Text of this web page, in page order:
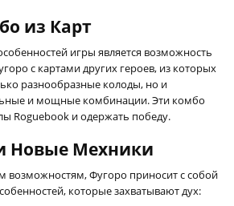
из Карт
игры является возможность
с картами других героев, из которых
разнообразные колоды, но и
и мощные комбинации. Эти комбо
Roguebook и одержать победу.
Новые Мехники
возможностям, Фугоро приносит с собой
которые захватывают дух: